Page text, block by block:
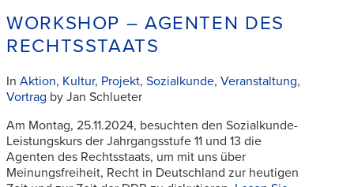
WORKSHOP – AGENTEN DES
RECHTSSTAATS
In Aktion, Kultur, Projekt, Sozialkunde, Veranstaltung,
Vortrag by Jan Schlueter
Am Montag, 25.11.2024, besuchten den Sozialkunde-
Leistungskurs der Jahrgangsstufe 11 und 13 die
Agenten des Rechtsstaats, um mit uns über
Meinungsfreiheit, Recht in Deutschland zur heutigen